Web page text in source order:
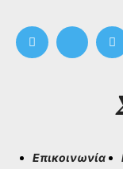
Επικοινωνία